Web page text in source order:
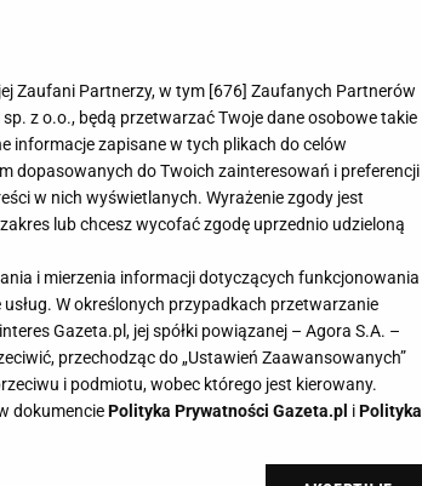
Zaufani Partnerzy, w tym [676] Zaufanych Partnerów
z o.o., będą przetwarzać Twoje dane osobowe takie
informacje zapisane w tych plikach do celów
dopasowanych do Twoich zainteresowań i preferencji
w nich wyświetlanych. Wyrażenie zgody jest
lub chcesz wycofać zgodę uprzednio udzieloną
i mierzenia informacji dotyczących funkcjonowania
W określonych przypadkach przetwarzanie
Gazeta.pl, jej spółki powiązanej – Agora S.A. –
przechodząc do „Ustawień Zaawansowanych”
i podmiotu, wobec którego jest kierowany.
dokumenciePolityka Prywatności Gazeta.pl iPolityka